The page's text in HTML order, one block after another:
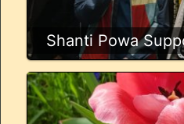
Shanti Powa